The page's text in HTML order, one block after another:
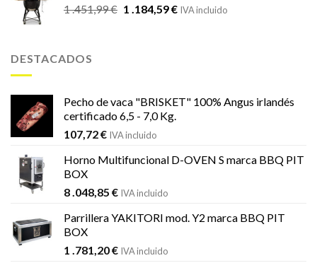
1 .451,99€ El
1 .184,59€ElIVA incluido
DESTACADOS
Pecho de vaca "BRISKET" 100% Angus irlandés
certificado 6,5 - 7,0 Kg.
107,72€ IVA incluido
Horno Multifuncional D-OVEN S marca BBQ PIT
BOX
8 .048,85 € IVA incluido
Parrillera YAKITORI mod. Y2 marca BBQ PIT
BOX
1 .781,20€ IVA incluido